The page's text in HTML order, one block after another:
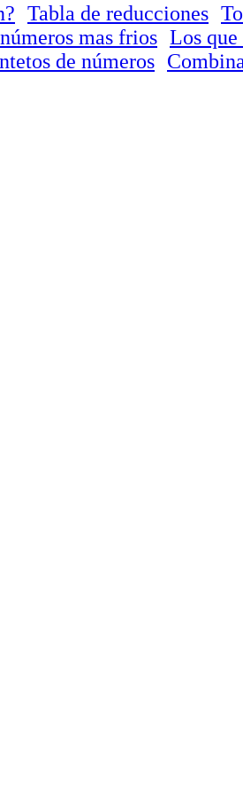
Tabla de reducciones
mas frios Los que
de números